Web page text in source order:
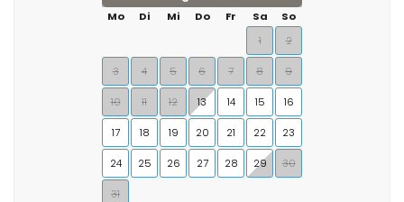
Mo
Di Mi Do Fr Sa
So
1
2
3 4 5 6 7 8 9
10 11 12 13 14 15 16
17 18 19 20 21 22 23
24 25 26 27 28 29 30
31